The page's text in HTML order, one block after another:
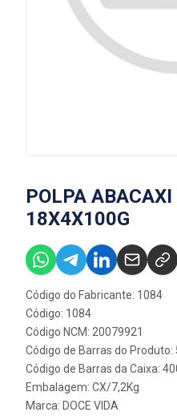
POLPA
18X4X100G
Código do Fabricante: 1084
Código: 1084
Código NCM: 20079921
Código de Barras do Produto:
Código de Barras da Caixa:
Embalagem: CX/7,2Kg
Marca: DOCE VIDA